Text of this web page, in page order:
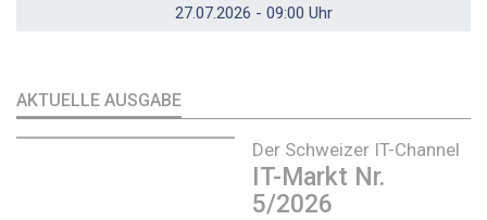
27.07.2026 - 09:00 Uhr
AKTUELLE AUSGABE
Der Schweizer IT-Channel
IT-Markt Nr.
5/2026